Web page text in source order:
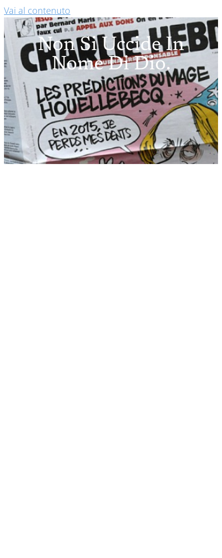
Vai al contenuto
Non Si Uccide In
Nome Di Dio.